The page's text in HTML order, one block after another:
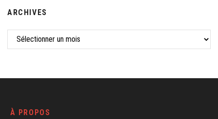
ARCHIVES
À PROPOS